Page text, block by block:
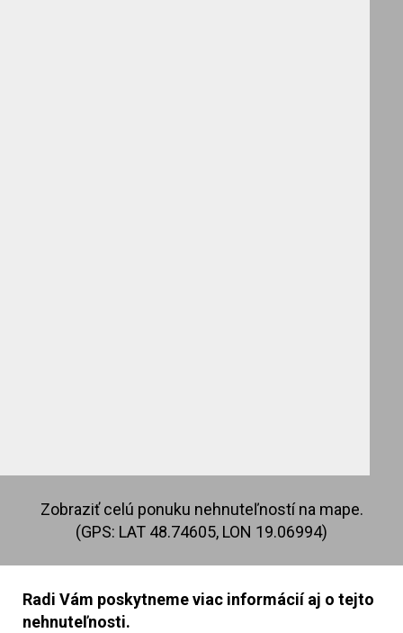
Zobraziť celú ponuku nehnuteľností na mape.
(GPS: LAT 48.74605, LON 19.06994)
Radi Vám poskytneme viac informácií aj o tejto
nehnuteľnosti.